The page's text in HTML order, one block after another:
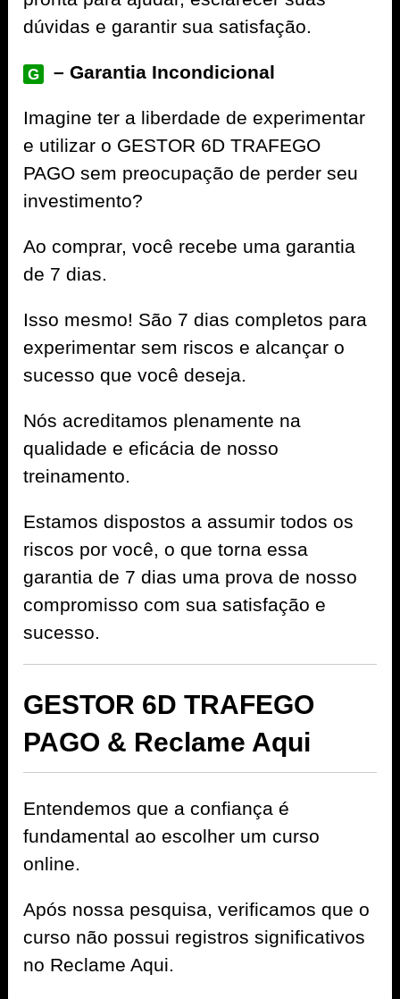
dúvidas e garantir sua satisfação.
G – Garantia Incondicional
Imagine ter a liberdade de experimentar
e utilizar o GESTOR 6D TRAFEGO
PAGO sem preocupação de perder seu
investimento?
Ao comprar, você recebe uma garantia
de 7 dias.
Isso mesmo! São 7 dias completos para
experimentar sem riscos e alcançar o
sucesso que você deseja.
Nós acreditamos plenamente na
qualidade e eficácia de nosso
treinamento.
Estamos dispostos a assumir todos os
riscos por você, o que torna essa
garantia de 7 dias uma prova de nosso
compromisso com sua satisfação e
sucesso.
GESTOR 6D TRAFEGO
PAGO & Reclame Aqui
Entendemos que a confiança é
fundamental ao escolher um curso
online.
Após nossa pesquisa, verificamos que o
curso não possui registros significativos
no Reclame Aqui.